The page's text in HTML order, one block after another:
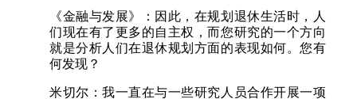
《金融与发展》：因此，在规划退休生活时，人
们现在有了更多的自主权，而您研究的一个方向
就是分析人们在退休规划方面的表现如何。您有
何发现？
米切尔：我一直在与一些研究人员合作开展一项